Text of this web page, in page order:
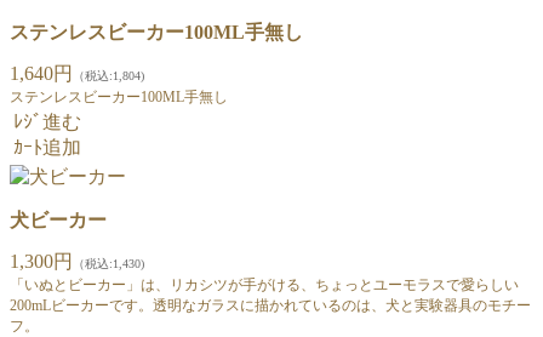
ステンレスビーカー100ML手無し
1,640円 （税込:1,804)
ステンレスビーカー100ML手無し
ﾚｼﾞ進む
ｶｰﾄ追加
犬ビーカー
1,300円 （税込:1,430)
「いぬとビーカー」は、リカシツが手がける、ちょっとユーモラスで愛らしい
200mLビーカーです。透明なガラスに描かれているのは、犬と実験器具のモチー
フ。